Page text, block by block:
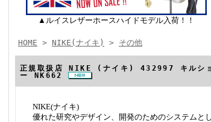
▲ルイスレザーホースハイドモデル入荷！！
HOME > NIKE(ナイキ) > その他
正規取扱店 NIKE (ナイキ) 432997 キルシ
ー NK662
NIKE(ナイキ)
優れた研究やデザイン、開発のためのシステムとし